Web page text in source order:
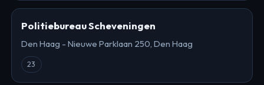
Politiebureau Scheveningen
Den Haag - Nieuwe Parklaan 250, Den Haag
23